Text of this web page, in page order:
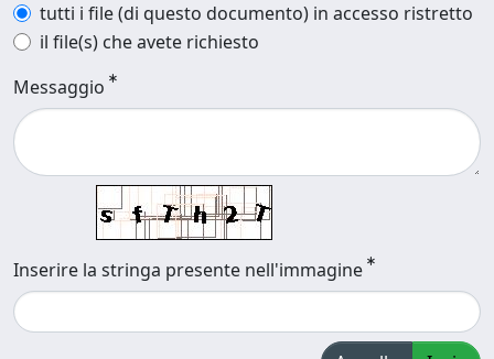
tutti i file (di questo documento) in accesso ristretto
il file(s) che avete richiesto
Messaggio
Inserire la stringa presente nell'immagine